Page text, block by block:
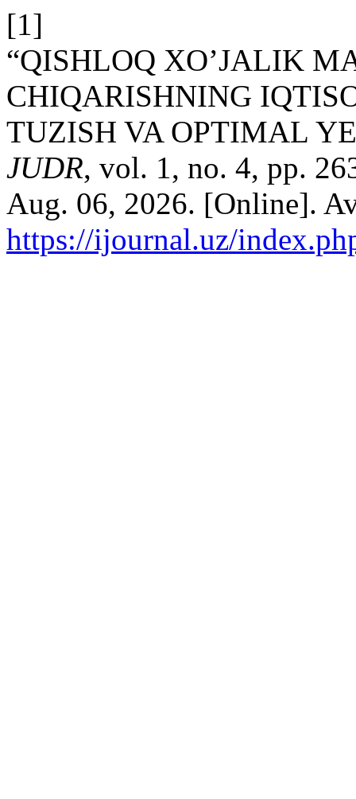
[1]
“QISHLOQ XO’JALIK
CHIQARISHNING
TUZISH VA OPTIMAL
JUDR, vol. 1, no. 4, pp.
Aug. 06, 2026. [Online].
https://ijournal.uz/